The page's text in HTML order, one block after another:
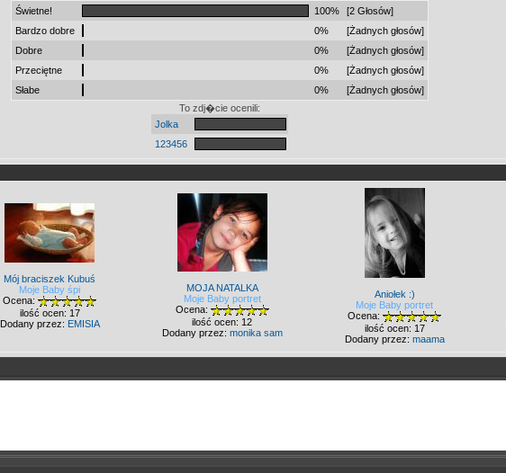
Świetne! 100%
[2 Głosów]
Bardzo dobre
0%
[Żadnych głosów]
Dobre
0%
[Żadnych głosów]
Przeciętne
0%
[Żadnych głosów]
Słabe
0%
[Żadnych głosów]
To zdj�cie ocenili:
Jolka
123456
Mój braciszek Kubuś
Moje Baby śpi
Ocena:
ilość ocen: 17
Dodany przez: EMISIA
MOJA NATALKA
Moje Baby portret
Ocena:
ilość ocen: 12
Dodany przez: monika sam
Aniołek :)
Moje Baby portret
Ocena:
ilość ocen: 17
Dodany przez: maama